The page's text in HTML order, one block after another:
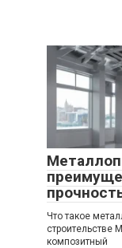
Что такое
строительстве
композитный